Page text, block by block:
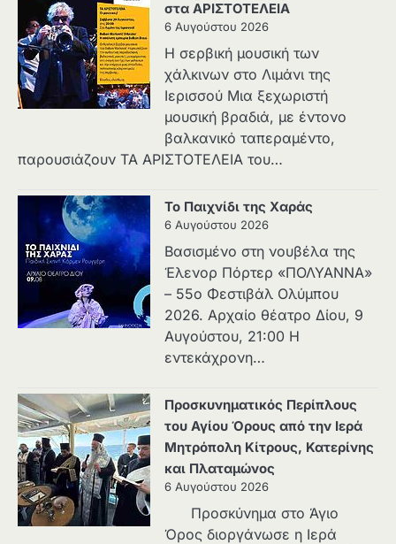
στα ΑΡΙΣΤΟΤΕΛΕΙΑ
6 Αυγούστου 2026
Η σερβική μουσική των
χάλκινων στο Λιμάνι της
Ιερισσού Μια ξεχωριστή
μουσική βραδιά, με έντονο
βαλκανικό ταπεραμέντο,
παρουσιάζουν ΤΑ ΑΡΙΣΤΟΤΕΛΕΙΑ του…
Το Παιχνίδι της Χαράς
6 Αυγούστου 2026
Βασισμένο στη νουβέλα της
Έλενορ Πόρτερ «ΠΟΛΥΑΝΝΑ»
– 55ο Φεστιβάλ Ολύμπου
2026. Αρχαίο θέατρο Δίου, 9
Αυγούστου, 21:00 Η
εντεκάχρονη…
Προσκυνηματικός Περίπλους
του Αγίου Όρους από την Ιερά
Μητρόπολη Κίτρους, Κατερίνης
και Πλαταμώνος
6 Αυγούστου 2026
Προσκύνημα στο Άγιο
Όρος διοργάνωσε η Ιερά